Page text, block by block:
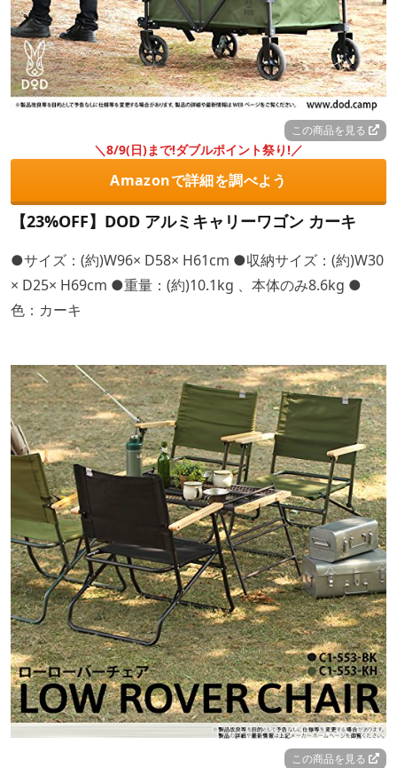
この商品を見る
＼8/9(日)まで!ダブルポイント祭り!／
Amazonで詳細を調べよう
【23%OFF】DOD アルミキャリーワゴン カーキ
●サイズ：(約)W96× D58× H61cm ●収納サイズ：(約)W30
× D25× H69cm ●重量：(約)10.1kg 、本体のみ8.6kg ●
色：カーキ
この商品を見る